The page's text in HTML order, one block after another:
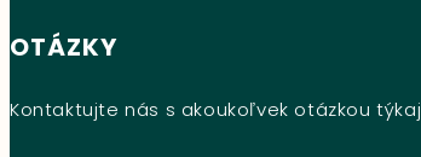
OTÁZKY
Kontaktujte nás s akoukoľvek otázkou